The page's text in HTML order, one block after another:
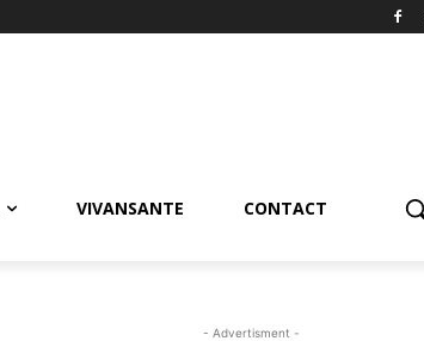
VIVANSANTE CONTACT
- Advertisment -